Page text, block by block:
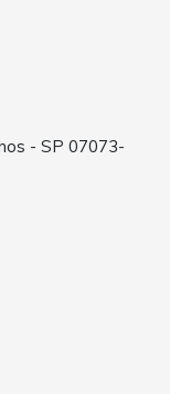
- SP 07073-